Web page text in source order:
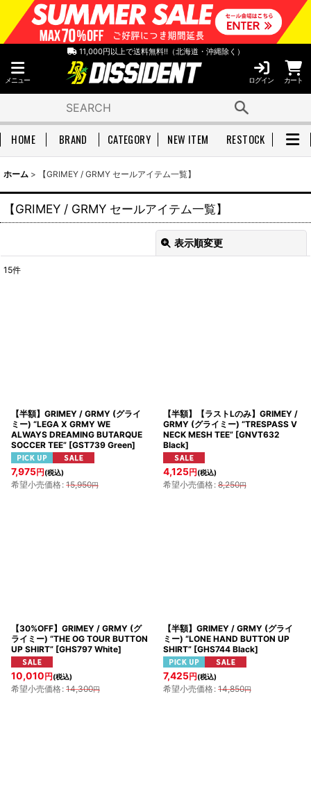
11,000円以上で送料無料!!（北海道・沖縄除く）
メニュー ログイン カート
HOME BRAND CATEGORY NEW ITEM RESTOCK
ホーム > 【GRIMEY / GRMY セールアイテム一覧】
【GRIMEY / GRMY セールアイテム一覧】
表示順変更
15件
【半額】GRIMEY / GRMY (グライ
ミー) “LEGA X GRMY WE
ALWAYS DREAMING BUTARQUE
SOCCER TEE” [GST739 Green]
7,975円(税込)
希望小売価格: 15,950円
【半額】【ラストLのみ】GRIMEY /
GRMY (グライミー) “TRESPASS V
NECK MESH TEE” [GNVT632
Black]
4,125円(税込)
希望小売価格: 8,250円
【30%OFF】GRIMEY / GRMY (グ
ライミー) “THE OG TOUR BUTTON
UP SHIRT” [GHS797 White]
10,010円(税込)
希望小売価格: 14,300円
【半額】GRIMEY / GRMY (グライ
ミー) “LONE HAND BUTTON UP
SHIRT” [GHS744 Black]
7,425円(税込)
希望小売価格: 14,850円